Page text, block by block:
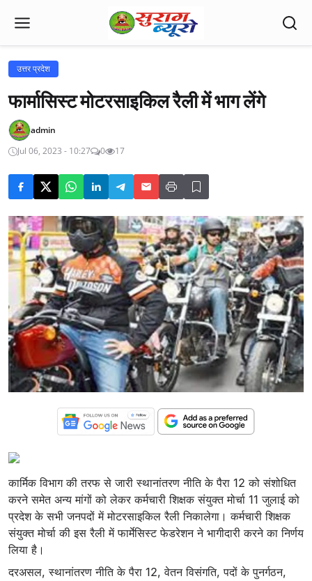
उत्तर प्रदेश
फार्मासिस्ट मोटरसाइकिल रैली में भाग लेंगे
admin
Jul 06, 2023 - 10:27
0 17
कार्मिक विभाग की तरफ से जारी स्थानांतरण नीति के पैरा 12 को संशोधित
करने समेत अन्य मांगों को लेकर कर्मचारी शिक्षक संयुक्त मोर्चा 11 जुलाई को
प्रदेश के सभी जनपदों में मोटरसाइकिल रैली निकालेगा। कर्मचारी शिक्षक
संयुक्त मोर्चा की इस रैली में फार्मेसिस्ट फेडरेशन ने भागीदारी करने का निर्णय
लिया है।
दरअसल, स्थानांतरण नीति के पैरा 12, वेतन विसंगति, पदों के पुनर्गठन,